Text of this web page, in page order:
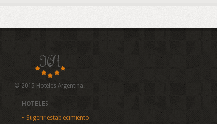
© 2015 Hoteles Argentina.
HOTELES
Sugerir establecimiento